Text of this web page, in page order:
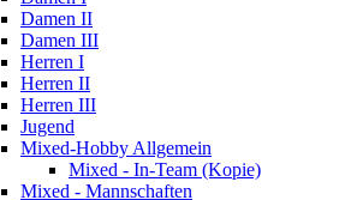
Damen II
Damen III
Herren I
Herren II
Herren III
Jugend
Mixed-Hobby Allgemein
Mixed - In-Team (Kopie)
Mixed - Mannschaften